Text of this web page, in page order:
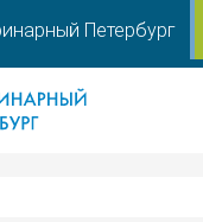
Петербург